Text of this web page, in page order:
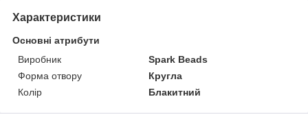
Характеристики
Основні атрибути
Виробник
Spark Beads
Форма отвору
Кругла
Колір
Блакитний